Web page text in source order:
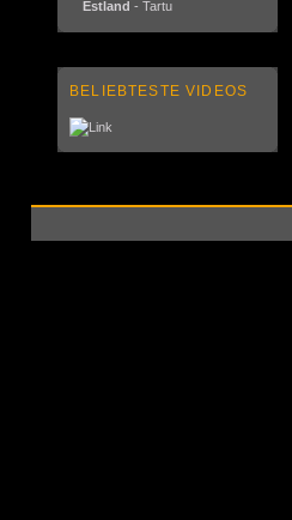
Estland - Tartu
BELIEBTESTE VIDEOS